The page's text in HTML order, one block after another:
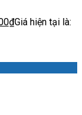
₫Giá hiện tại là: